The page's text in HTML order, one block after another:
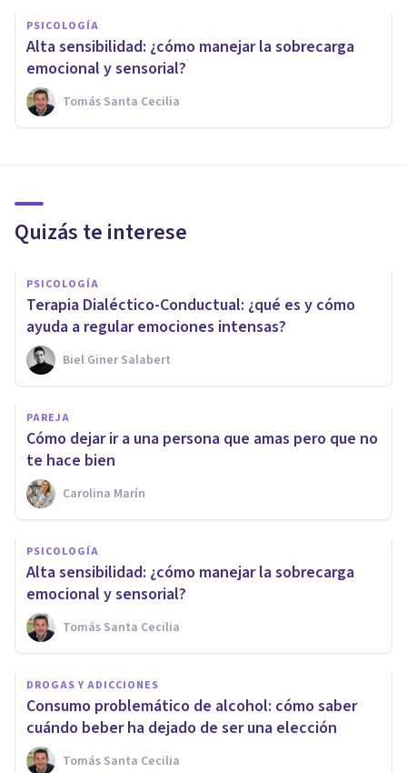
PSICOLOGÍA
Alta sensibilidad: ¿cómo manejar la sobrecarga
emocional y sensorial?
Tomás Santa Cecilia
Quizás te interese
PSICOLOGÍA
Terapia Dialéctico-Conductual: ¿qué es y cómo
ayuda a regular emociones intensas?
Biel Giner Salabert
PAREJA
Cómo dejar ir a una persona que amas pero que no
te hace bien
Carolina Marín
PSICOLOGÍA
Alta sensibilidad: ¿cómo manejar la sobrecarga
emocional y sensorial?
Tomás Santa Cecilia
DROGAS Y ADICCIONES
Consumo problemático de alcohol: cómo saber
cuándo beber ha dejado de ser una elección
Tomás Santa Cecilia